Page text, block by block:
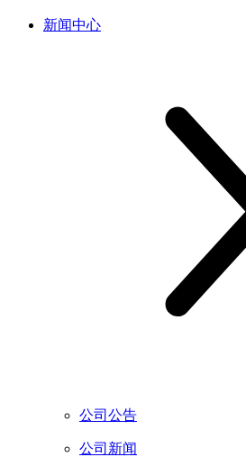
新闻中心
公司公告
公司新闻